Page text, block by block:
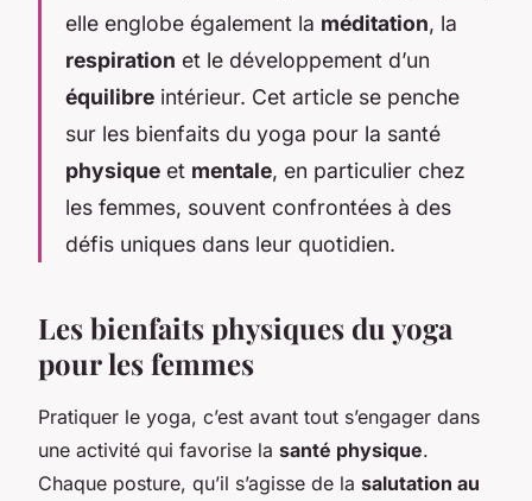
elle englobe également la méditation, la
respiration et le développement d’un
équilibre intérieur. Cet article se penche
sur les bienfaits du yoga pour la santé
physique et mentale, en particulier chez
les femmes, souvent confrontées à des
défis uniques dans leur quotidien.
Les bienfaits physiques du yoga
pour les femmes
Pratiquer le yoga, c’est avant tout s’engager dans
une activité qui favorise la santé physique.
Chaque posture, qu’il s’agisse de la salutation au